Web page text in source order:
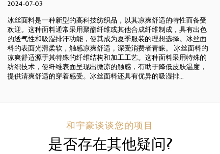
品，以其凉爽舒适的特性而备受
或其他合成纤维制成，具有出色
为夏季服装的理想选择。冰丝面
，深受消费者青睐。 冰丝面料的
加工工艺。这种面料采用特殊的
的触感，有助于降低皮肤温度，
料还具有优异的吸湿排...
空气层面料是一种具有特殊结
出色的透气性和舒适度。这种
微孔结构，可以促进空气流通
服装、运动装备和家居用品等
和功能性的需求。 空气层面料
湿气调节功能。通过空气层面
有效散发体表热量和湿气，保
和宇豪谈谈您的项目
是否存在其他疑问?